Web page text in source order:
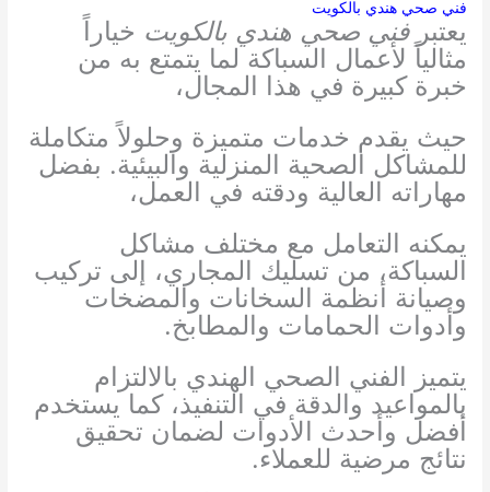
فني صحي هندي بالكويت
يعتبرفني صحي هندي بالكويت خياراً
مثالياً لأعمال السباكة لما يتمتع به من
خبرة كبيرة في هذا المجال،
حيث يقدم خدمات متميزة وحلولاً متكاملة
للمشاكل الصحية المنزلية والبيئية. بفضل
مهاراته العالية ودقته في العمل،
يمكنه التعامل مع مختلف مشاكل
السباكة، من تسليك المجاري، إلى تركيب
وصيانة أنظمة السخانات والمضخات
وأدوات الحمامات والمطابخ.
يتميز الفني الصحي الهندي بالالتزام
بالمواعيد والدقة في التنفيذ، كما يستخدم
أفضل وأحدث الأدوات لضمان تحقيق
نتائج مرضية للعملاء.